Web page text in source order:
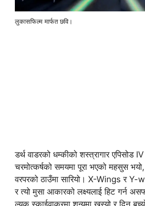
लुकासफिल्म मार्फत छवि।
डर्थ वाडरको धम्कीको शस्त्रागार एपिसोड
चरमोत्कर्षको समयमा पूरा भएको महसुस
वरपरको ठाउँमा सारियो। X-Wings र Y-
र त्यो मुसा आकारको लक्ष्यलाई हिट गर्न